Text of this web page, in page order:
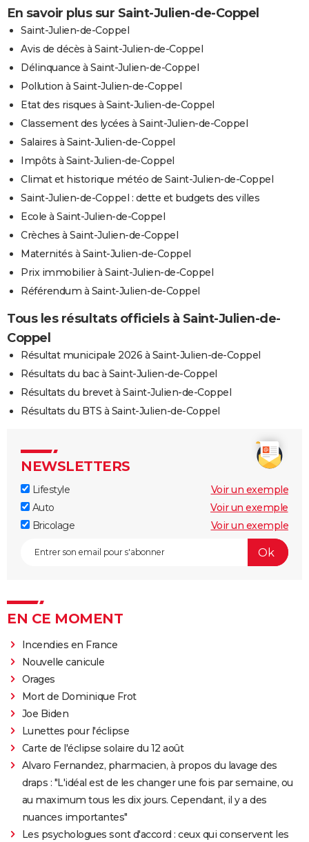
En savoir plus sur Saint-Julien-de-Coppel
Saint-Julien-de-Coppel
Avis de décès à Saint-Julien-de-Coppel
Délinquance à Saint-Julien-de-Coppel
Pollution à Saint-Julien-de-Coppel
Etat des risques à Saint-Julien-de-Coppel
Classement des lycées à Saint-Julien-de-Coppel
Salaires à Saint-Julien-de-Coppel
Impôts à Saint-Julien-de-Coppel
Climat et historique météo de Saint-Julien-de-Coppel
Saint-Julien-de-Coppel : dette et budgets des villes
Ecole à Saint-Julien-de-Coppel
Crèches à Saint-Julien-de-Coppel
Maternités à Saint-Julien-de-Coppel
Prix immobilier à Saint-Julien-de-Coppel
Référendum à Saint-Julien-de-Coppel
Tous les résultats officiels à Saint-Julien-de-
Coppel
Résultat municipale 2026 à Saint-Julien-de-Coppel
Résultats du bac à Saint-Julien-de-Coppel
Résultats du brevet à Saint-Julien-de-Coppel
Résultats du BTS à Saint-Julien-de-Coppel
NEWSLETTERS
Lifestyle
Voir un exemple
Auto
Voir un exemple
Bricolage
Voir un exemple
EN CE MOMENT
Incendies en France
Nouvelle canicule
Orages
Mort de Dominique Frot
Joe Biden
Lunettes pour l'éclipse
Carte de l'éclipse solaire du 12 août
Alvaro Fernandez, pharmacien, à propos du lavage des
draps : "L'idéal est de les changer une fois par semaine, ou
au maximum tous les dix jours. Cependant, il y a des
nuances importantes"
Les psychologues sont d'accord : ceux qui conservent les